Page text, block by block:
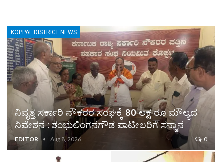
KOPPAL DISTRICT NEWS
ನಿವೃತ್ತ ಸರ್ಕಾರಿ ನೌಕರರ ಸಂಘಕ್ಕೆ 80 ಲಕ್ಷ ರೂ.ಮೌಲ್ಯದ
ನಿವೇಶನ : ಶಂಭುಲಿಂಗನಗೌಡ ಪಾಟೀಲರಿಗೆ ಸನ್ಮಾನ
EDITOR Aug 8, 2026 0